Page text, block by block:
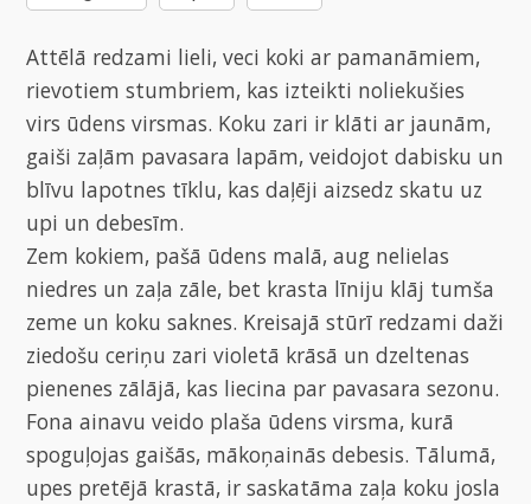
Attēlā redzami lieli, veci koki ar pamanāmiem,
rievotiem stumbriem, kas izteikti noliekušies
virs ūdens virsmas. Koku zari ir klāti ar jaunām,
gaiši zaļām pavasara lapām, veidojot dabisku un
blīvu lapotnes tīklu, kas daļēji aizsedz skatu uz
upi un debesīm.
Zem kokiem, pašā ūdens malā, aug nelielas
niedres un zaļa zāle, bet krasta līniju klāj tumša
zeme un koku saknes. Kreisajā stūrī redzami daži
ziedošu ceriņu zari violetā krāsā un dzeltenas
pienenes zālājā, kas liecina par pavasara sezonu.
Fona ainavu veido plaša ūdens virsma, kurā
spoguļojas gaišās, mākoņainās debesis. Tālumā,
upes pretējā krastā, ir saskatāma zaļa koku josla